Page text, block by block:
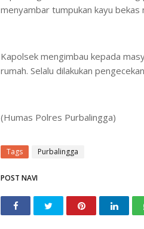
menyambar tumpukan kayu bekas
Kapolsek mengimbau kepada
rumah. Selalu dilakukan
(Humas Polres Purbalingga)
Tags Purbalingga
POST NAVI